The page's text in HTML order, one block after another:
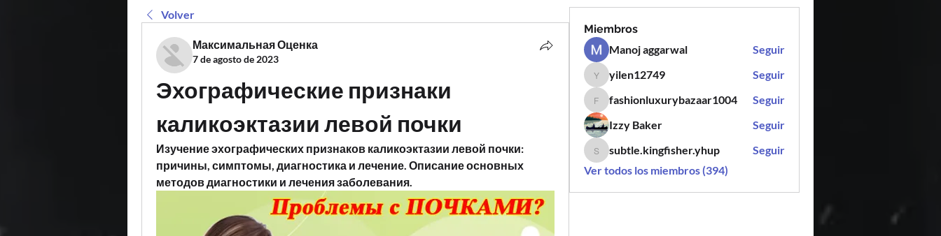
Volver
Максимальная Оценка
7 de agosto de 2023
Эхографические признаки
каликоэктазии левой почки
Изучение эхографических признаков каликоэктазии левой почки:
причины, симптомы, диагностика и лечение. Описание основных
методов диагностики и лечения заболевания.
Miembros
Manoj aggarwal
Seguir
yilen12749
yilen12749 Seguir
fashionluxurybazaar1004
fashionluxurybazaar1004
Seguir
Izzy Baker
Seguir
subtle.kingfisher.yhup
subtle.kingfisher.yhup
Seguir
Ver todos los miembros (394)